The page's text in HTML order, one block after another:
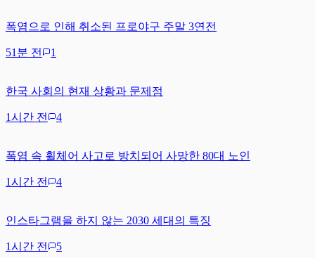
폭염으로 인해 취소된 프로야구 주말 3연전
51분 전 1
한국 사회의 현재 상황과 문제점
1시간 전 4
폭염 속 휠체어 사고로 방치되어 사망한 80대 노인
1시간 전 4
인스타그램을 하지 않는 2030 세대의 특징
1시간 전 5